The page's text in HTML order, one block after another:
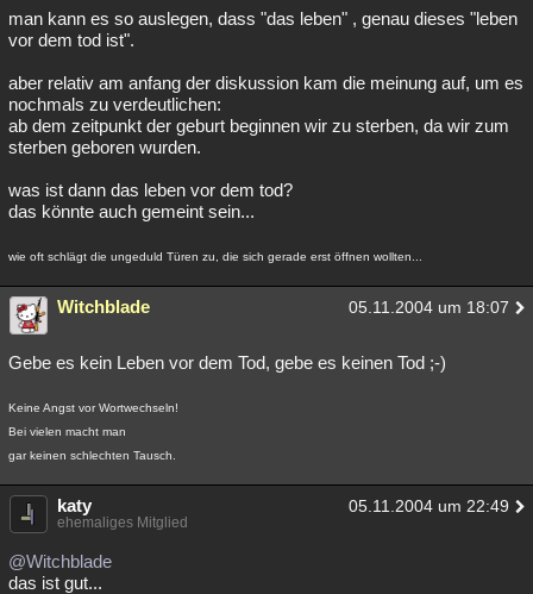
man kann es so auslegen, dass "das leben" , genau dieses "leben
vor dem tod ist".
aber relativ am anfang der diskussion kam die meinung auf, um es
nochmals zu verdeutlichen:
ab dem zeitpunkt der geburt beginnen wir zu sterben, da wir zum
sterben geboren wurden.
was ist dann das leben vor dem tod?
das könnte auch gemeint sein...
wie oft schlägt die ungeduld Türen zu, die sich gerade erst öffnen wollten...
Witchblade 05.11.2004 um 18:07
Gebe es kein Leben vor dem Tod, gebe es keinen Tod ;-)
Keine Angst vor Wortwechseln!
Bei vielen macht man
gar keinen schlechten Tausch.
katy 05.11.2004 um 22:49
ehemaliges Mitglied
@Witchblade
das ist gut...